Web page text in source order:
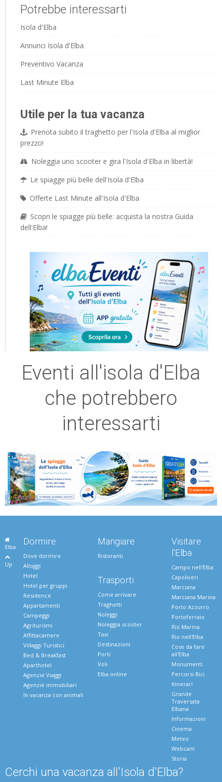
Potrebbe interessarti
Isola d'Elba
Annunci Isola d'Elba
Preventivo Vacanza
Last Minute Elba
Utile per la tua vacanza
Prenota subito il traghetto per l'Isola d'Elba al miglior
prezzo!
Noleggia uno scooter e gira l'Isola d'Elba in libertà!
Le spiagge più belle dell'Isola d'Elba
Offerte Last Minute all'Isola d'Elba
Scopri le spiagge più belle: acquista la nostra Guida
dell'Elba!
Eventi all'isola d'Elba
che potrebbero
interessarti
Elba
Up
Dormire
Dove dormire
Alloggi
Hotel
Hotel per gruppi
Residence
Appartamenti
Campeggi
Agriturismi
Affittacamere
Villaggi Turistici
Bed & Breakfast
Aparthotel
Agenzie Viaggi
Agenzie immobiliari
In vacanza con animali
Mangiare
Ristoranti
Trasporti
Come arrivare
Traghetti
Noleggi
Noleggia scooter
Taxi
Destinazioni
Porti
Voli
Elba online
Visitare
l'Elba
Campo nell'Elba
Capoliveri
Marciana
Marciana Marina
Porto Azzurro
Portoferraio
Rio Marina
Rio nell'Elba
Cose da fare
all'Elba
Monumenti
Percorsi Bici
Itinerari
Grande
Traversata
Elbana
Informazioni
Cinema
Meteo
Webcam
Storia
Cerchi una vacanza all'Isola d'Elba?